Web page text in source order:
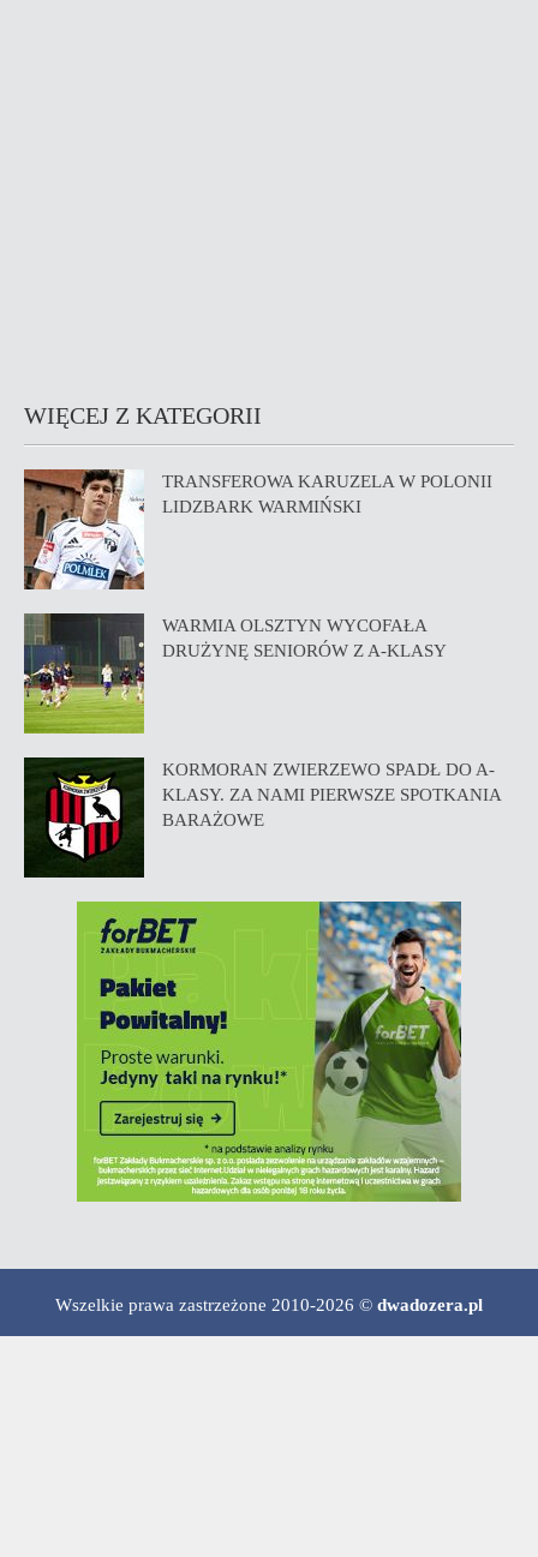
WIĘCEJ Z KATEGORII
TRANSFEROWA KARUZELA W POLONII
LIDZBARK WARMIŃSKI
WARMIA OLSZTYN WYCOFAŁA
DRUŻYNĘ SENIORÓW Z A-KLASY
KORMORAN ZWIERZEWO SPADŁ DO A-
KLASY. ZA NAMI PIERWSZE SPOTKANIA
BARAŻOWE
Wszelkie prawa zastrzeżone 2010-2026 © dwadozera.pl